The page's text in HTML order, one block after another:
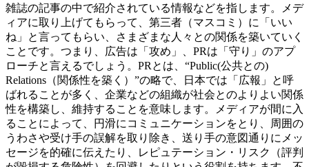
雑誌の記事の中で紹介されている情報などを指します。メデ
ィアに取り上げてもらって、第三者（マスコミ）に「いい
ね」と言ってもらい、さまざまな人々との関係を築いていく
ことです。つまり、広告は「攻め」、PRは「守り」のアプ
ローチと言えるでしょう。PRとは、“Public(公共との)
Relations（関係性を築く）”の略で、日本では「広報」と呼
ばれることが多く、企業などの組織が社会とのよりよい関係
性を構築し、維持することを意味します。メディアが間に入
ることによって、円滑にコミュニケーションをとり、周囲の
うわさや受け手の誤解を取り除き、送り手の意図通りにメッ
セージを的確に伝えたり、レピュテーション・リスク（評判